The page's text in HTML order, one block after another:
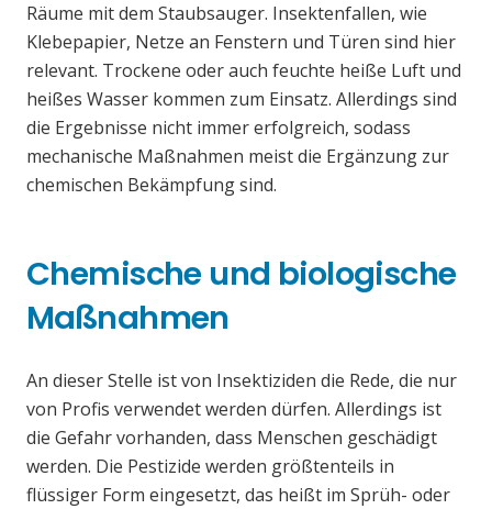
Räume mit dem Staubsauger. Insektenfallen, wie
Klebepapier, Netze an Fenstern und Türen sind hier
relevant. Trockene oder auch feuchte heiße Luft und
heißes Wasser kommen zum Einsatz. Allerdings sind
die Ergebnisse nicht immer erfolgreich, sodass
mechanische Maßnahmen meist die Ergänzung zur
chemischen Bekämpfung sind.
Chemische und biologische
Maßnahmen
An dieser Stelle ist von Insektiziden die Rede, die nur
von Profis verwendet werden dürfen. Allerdings ist
die Gefahr vorhanden, dass Menschen geschädigt
werden. Die Pestizide werden größtenteils in
flüssiger Form eingesetzt, das heißt im Sprüh- oder